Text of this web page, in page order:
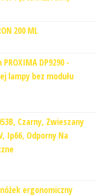
200 ML
DP9290 -
lampy bez modułu
Czarny, Zwieszany
Ip66, Odporny Na
ergonomiczny